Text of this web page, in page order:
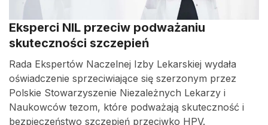
Eksperci NIL przeciw podważaniu
skuteczności szczepień
Rada Ekspertów Naczelnej Izby Lekarskiej wydała
oświadczenie sprzeciwiające się szerzonym przez
Polskie Stowarzyszenie Niezależnych Lekarzy i
Naukowców tezom, które podważają skuteczność i
bezpieczeństwo szczepień przeciwko HPV.